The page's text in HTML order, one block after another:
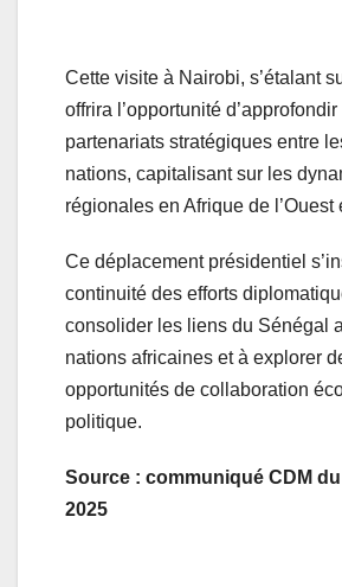
Cette visite à Nairobi, s’étalant
offrira l’opportunité
partenariats stratégiques entre
nations, capitalisant sur les
régionales en Afrique de l’Ouest
Ce déplacement présidentiel
continuité des efforts
consolider les liens du Sénégal
nations africaines et à explorer
opportunités de collaboration
politique.
Source : communiqué CDM
2025